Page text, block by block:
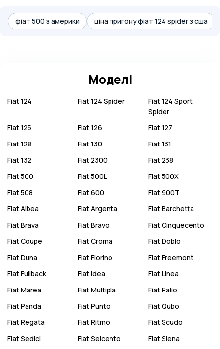
фіат 500 з америки ціна пригону фіат 124 spider з сша
Моделі
Fiat124 Fiat124 Spider Fiat124 Sport
Spider
Fiat125 Fiat126 Fiat127
Fiat128 Fiat130 Fiat131
Fiat132 Fiat2300 Fiat238
Fiat500 Fiat500L Fiat500X
Fiat508 Fiat600 Fiat900T
FiatAlbea FiatArgenta FiatBarchetta
FiatBrava FiatBravo FiatCinquecento
FiatCoupe FiatCroma FiatDoblo
FiatDuna FiatFiorino FiatFreemont
FiatFullback FiatIdea FiatLinea
FiatMarea FiatMultipla FiatPalio
FiatPanda FiatPunto FiatQubo
FiatRegata FiatRitmo FiatScudo
FiatSedici FiatSeicento FiatSiena